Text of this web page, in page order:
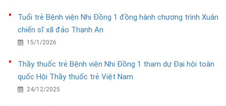
Tuổi trẻ Bệnh viện Nhi Đồng 1 đồng hành chương trình Xuân
chiến sĩ xã đảo Thạnh An
15/1/2026
Thầy thuốc trẻ Bệnh viện Nhi Đồng 1 tham dự Đại hội toàn
quốc Hội Thầy thuốc trẻ Việt Nam
24/12/2025